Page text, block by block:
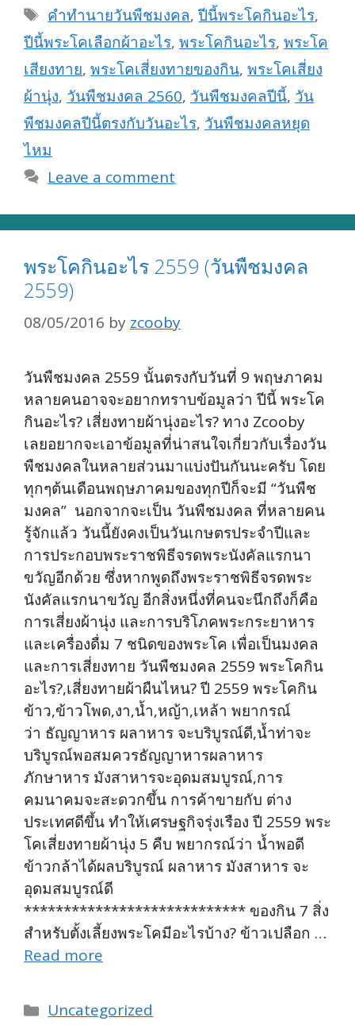
Tags
คำทำนายวันพืชมงคล,ปีนี้พระโคกินอะไร,
ปีนี้พระโคเลือกผ้าอะไร, พระโคกินอะไร, พระโค
เสียงทาย, พระโคเสี่ยงทายของกิน, พระโคเสี่ยง
ผ้านุ่ง, วันพืชมงคล 2560, วันพืชมงคลปีนี้, วัน
พืชมงคลปีนี้ตรงกับวันอะไร, วันพืชมงคลหยุด
ไหม
Leave a comment
พระโคกินอะไร 2559 (วันพืชมงคล
2559)
08/05/2016 by zcooby
วันพืชมงคล 2559 นั้นตรงกับวันที่ 9 พฤษภาคม
หลายคนอาจจะอยากทราบข้อมูลว่า ปีนี้ พระโค
กินอะไร? เสี่ยงทายผ้านุ่งอะไร? ทาง Zcooby
เลยอยากจะเอาข้อมูลที่น่าสนใจเกี่ยวกับเรื่องวัน
พืชมงคลในหลายส่วนมาแบ่งปันกันนะครับ โดย
ทุกๆต้นเดือนพฤษภาคมของทุกปีก็จะมี “วันพืช
มงคล” นอกจากจะเป็น วันพืชมงคล ที่หลายคน
รู้จักแล้ว วันนี้ยังคงเป็นวันเกษตรประจำปีและ
การประกอบพระราชพิธีจรดพระนังคัลแรกนา
ขวัญอีกด้วย ซึ่งหากพูดถึงพระราชพิธีจรดพระ
นังคัลแรกนาขวัญ อีกสิ่งหนึ่งที่คนจะนึกถึงก็คือ
การเสี่ยงผ้านุ่ง และการบริโภคพระกระยาหาร
และเครื่องดื่ม 7 ชนิดของพระโค เพื่อเป็นมงคล
และการเสี่ยงทาย วันพืชมงคล 2559 พระโคกิน
อะไร?,เสี่ยงทายผ้าผืนไหน? ปี 2559 พระโคกิน
ข้าว,ข้าวโพด,งา,น้ำ,หญ้า,เหล้า พยากรณ์
ว่า ธัญญาหาร ผลาหาร จะบริบูรณ์ดี,น้ำท่าจะ
บริบูรณ์พอสมควรธัญญาหารผลาหาร
ภักษาหาร มังสาหารจะอุดมสมบูรณ์,การ
คมนาคมจะสะดวกขึ้น การค้าขายกับ ต่าง
ประเทศดีขึ้น ทำให้เศรษฐกิจรุ่งเรือง ปี 2559 พระ
โคเสี่ยงทายผ้านุ่ง 5 คืบ พยากรณ์ว่า น้ำพอดี
ข้าวกล้าได้ผลบริบูรณ์ ผลาหาร มังสาหาร จะ
อุดมสมบูรณ์ดี
**************************** ของกิน 7 สิ่ง
สำหรับตั้งเลี้ยงพระโคมีอะไรบ้าง? ข้าวเปลือก …
Read more
Categories
Uncategorized